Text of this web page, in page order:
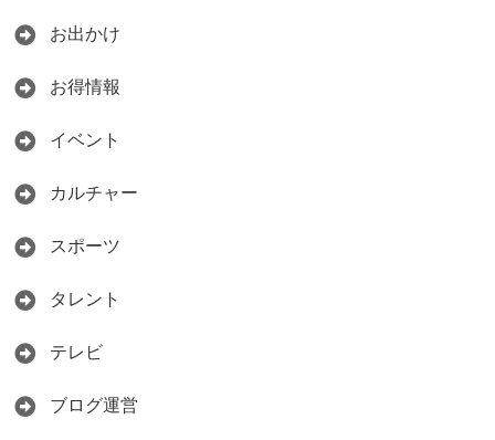
お出かけ
お得情報
イベント
カルチャー
スポーツ
タレント
テレビ
ブログ運営